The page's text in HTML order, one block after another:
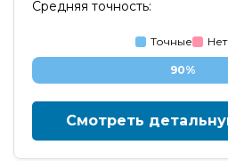
Средняя точность:
Точные
90%
Смотреть